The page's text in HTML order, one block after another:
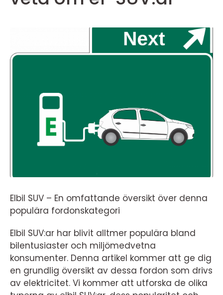
Elbil SUV – En omfattande översikt över denna
populära fordonskategori
Elbil SUV:ar har blivit alltmer populära bland
bilentusiaster och miljömedvetna
konsumenter. Denna artikel kommer att ge dig
en grundlig översikt av dessa fordon som drivs
av elektricitet. Vi kommer att utforska de olika